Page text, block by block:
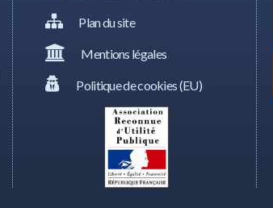
Plan du site
Mentions légales
Politique de cookies (EU)